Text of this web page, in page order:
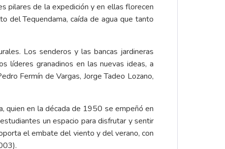
pilares de la expedición y en ellas florecen
del Tequendama, caída de agua que tanto
Los senderos y las bancas jardineras
líderes granadinos en las nuevas ideas, a
Fermín de Vargas, Jorge Tadeo Lozano,
quien en la década de 1950 se empeñó en
un espacio para disfrutar y sentir
el embate del viento y del verano, con